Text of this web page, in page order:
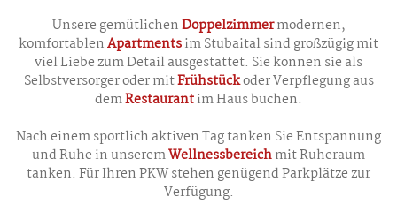
Unsere gemütlichenDoppelzimmermodernen,
komfortablenApartmentsim Stubaital sind großzügig mit
viel Liebe zum Detail ausgestattet. Sie können sie als
Selbstversorger oder mitFrühstückoder Verpflegung aus
demRestaurantim Haus buchen.
Nach einem sportlich aktiven Tag tanken Sie Entspannung
und Ruhe in unseremWellnessbereichmit Ruheraum
tanken. Für Ihren PKW stehen genügend Parkplätze zur
Verfügung.